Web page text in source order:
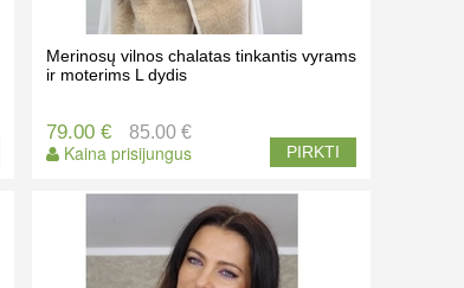
Merinosų vilnos chalatas tinkantis vyrams
ir moterims L dydis
79.00 €
Kaina prisijungus
85.00 €
PIRKTI